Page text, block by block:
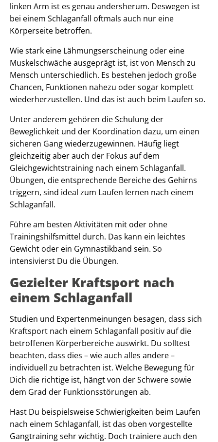
linken Arm ist es genau andersherum. Deswegen ist
bei einem Schlaganfall oftmals auch nur eine
Körperseite betroffen.
Wie stark eine Lähmungserscheinung oder eine
Muskelschwäche ausgeprägt ist, ist von Mensch zu
Mensch unterschiedlich. Es bestehen jedoch große
Chancen, Funktionen nahezu oder sogar komplett
wiederherzustellen. Und das ist auch beim Laufen so.
Unter anderem gehören die Schulung der
Beweglichkeit und der Koordination dazu, um einen
sicheren Gang wiederzugewinnen. Häufig liegt
gleichzeitig aber auch der Fokus auf dem
Gleichgewichtstraining nach einem Schlaganfall.
Übungen, die entsprechende Bereiche des Gehirns
triggern, sind ideal zum Laufen lernen nach einem
Schlaganfall.
Führe am besten Aktivitäten mit oder ohne
Trainingshilfsmittel durch. Das kann ein leichtes
Gewicht oder ein Gymnastikband sein. So
intensivierst Du die Übungen.
Gezielter Kraftsport nach
einem Schlaganfall
Studien und Expertenmeinungen besagen, dass sich
Kraftsport nach einem Schlaganfall positiv auf die
betroffenen Körperbereiche auswirkt. Du solltest
beachten, dass dies – wie auch alles andere –
individuell zu betrachten ist. Welche Bewegung für
Dich die richtige ist, hängt von der Schwere sowie
dem Grad der Funktionsstörungen ab.
Hast Du beispielsweise Schwierigkeiten beim Laufen
nach einem Schlaganfall, ist das oben vorgestellte
Gangtraining sehr wichtig. Doch trainiere auch den